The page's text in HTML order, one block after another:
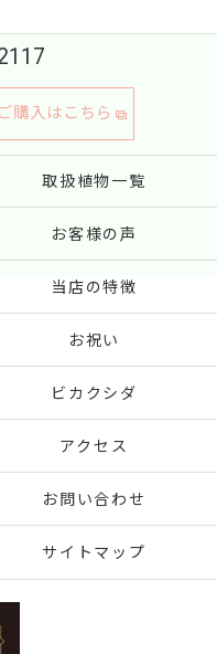
ご購入はこちら
取扱植物一覧
お客様の声
当店の特徴
お祝い
ビカクシダ
アクセス
お問い合わせ
サイトマップ